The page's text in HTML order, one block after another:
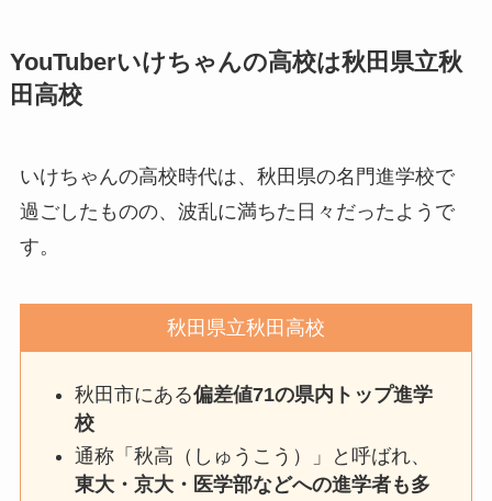
YouTuberいけちゃんの高校は秋田県立秋
田高校
いけちゃんの高校時代は、秋田県の名門進学校で
過ごしたものの、波乱に満ちた日々だったようで
す。
秋田県立秋田高校
秋田市にある偏差値71の県内トップ進学
校
通称「秋高（しゅうこう）」と呼ばれ、
東大・京大・医学部などへの進学者も多